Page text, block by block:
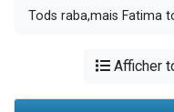
Tods raba,mais Fatima
Afficher